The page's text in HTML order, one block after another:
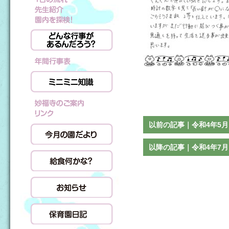
以前の記事｜令和4年5
以降の記事｜令和4年7